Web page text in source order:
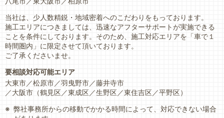
当社は、少人数精鋭・地域密着へのこだわりをもっております。
施工エリアにつきましては、迅速なアフターサポートが実施できる
ことを条件にしております。そのため、施工対応エリアを「車で１
時間圏内」に限定させて頂いております。
ご了承くださいませ。
要相談対応可能エリア
大東市
松原市 羽曳野市
藤井寺市
大阪市 （鶴見区 東成区 生野区 東住吉区
平野区）
弊社事務所からの移動でかかる時間によって、対応できない場合